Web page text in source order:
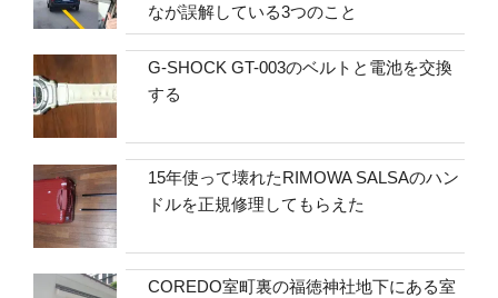
なが誤解している3つのこと
G-SHOCK GT-003のベルトと電池を交換
する
15年使って壊れたRIMOWA SALSAのハン
ドルを正規修理してもらえた
COREDO室町裏の福徳神社地下にある室